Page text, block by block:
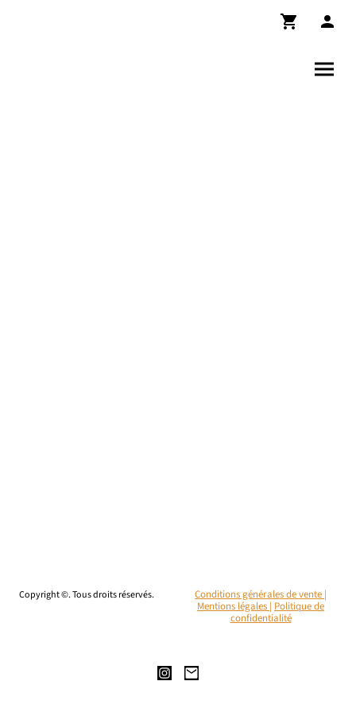
Copyright ©. Tous droits réservés.
Conditions générales de vente |
Mentions légales | Politique de
confidentialité